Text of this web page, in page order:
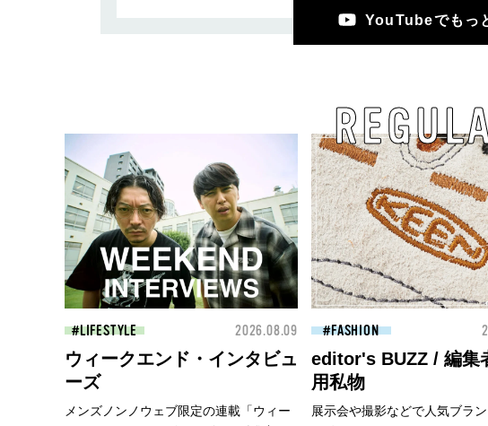
YouTubeでもっ
LIFESTYLE 2026.08.09
ウィークエンド・インタビュ
ーズ
メンズノンノウェブ限定の連載「ウィー
FASHION
editor's BUZZ / 編集
用私物
展示会や撮影などで人気ブラ